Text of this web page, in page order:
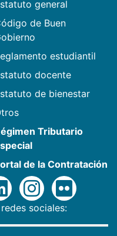
general
de Buen
estudiantil
docente
de bienestar
Tributario
de la Contratación
sociales: